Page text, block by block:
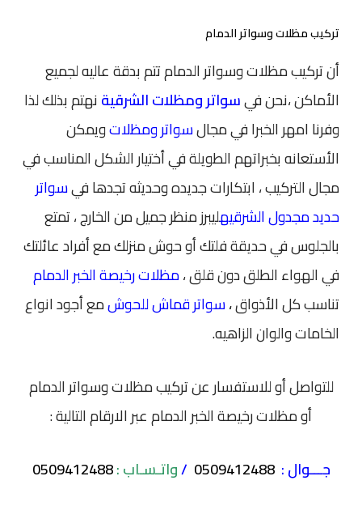
تركيب مظلات وسواتر الدمام
أن تركيب مظلات وسواتر الدمام تتم بدقة عاليه لجميع
الأماكن ،نحن فيسواتر ومظلات الشرقيةنهتم بذلك لذا
وفرنا امهر الخبرا في مجالسواتر ومظلاتويمكن
الأستعانه بخبراتهم الطويلة في أختيار الشكل المناسب في
مجال التركيب ، ابتكارات جديده وحديثه تجدها فيسواتر
حديد مجدول الشرقيهليبرز منظر جميل من الخارج ، تمتع
بالجلوس في حديقة فلتك أو حوش منزلك مع أفراد عائلتك
في الهواء الطلق دون قلق ،مظلات رخيصة الخبر الدمام
تناسب كل الأذواق،سواتر قماش للحوشمع أجود انواع
الخامات والوان الزاهيه.
للتواصل أو للاستفسار عن تركيب مظلات وسواتر الدمام
أو مظلات رخيصة الخبر الدمام عبر الارقام التالية :
جـــوال :0509412488
/واتـسـاب :0509412488